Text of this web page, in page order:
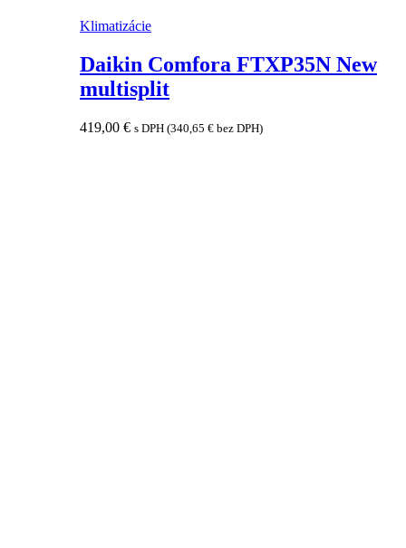
Klimatizácie
Daikin Comfora FTXP35N New
multisplit
419,00 € s DPH (340,65 € bez DPH)